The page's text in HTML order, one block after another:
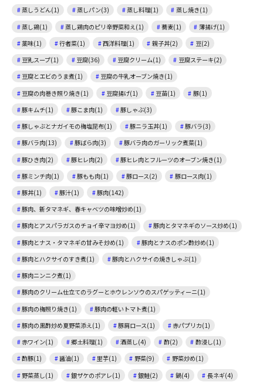
蒸しうどん(1)
蒸しパン(3) 蒸し料理(1)
蒸し焼き(1)
蒸し鶏(1)
蒸し鶏肉のピリ辛野菜和え(1) 蕎麦(1)
薄揚げ(1)
薬味(1)
行者菜(1) 西洋料理(1) 親子丼(2)
豆(2)
豆乳スープ(1)
豆腐(36) 豆腐クリーム(1)
豆腐ステーキ(2)
豆腐とエビのうま煮(1)
豆腐の牛乳オーブン焼き(1)
豆腐の肉巻き照り焼き(1)
豆腐揚げ(1) 豆苗(1)
豚(1)
豚キムチ(1)
豚こま肉(1)
豚しゃぶ(3)
豚しゃぶとナガイモの梅塩昆布(1)
豚ニラ玉丼(1)
豚バラ(3)
豚バラ肉(13)
豚ばら肉(3)
豚バラ肉のガーリック煮菜(1)
豚ひき肉(2)
豚ヒレ肉(2)
豚ヒレ肉とフルーツのオーブン焼き(1)
豚ミンチ肉(1)
豚もも肉(1) 豚ロース(2)
豚ロース肉(1)
豚丼(1)
豚汁(1)
豚肉(142)
豚肉、新タマネギ、春キャベツの味噌炒め(1)
豚肉とアスパラガスのチョイ辛マヨ炒め(1)
豚肉とタマネギのソース炒め(1)
豚肉とナス・タマネギの甘みそ炒め(1)
豚肉とナスのポン酢炒め(1)
豚肉とハクサイのすき煮(1)
豚肉とハクサイの焼きしゃぶ(1)
豚肉ニンニク煮(1)
豚肉のクリーム仕立てのラグーとホウレンソウのスパゲッティーニ(1)
豚肉の梅照り焼き(1)
豚肉の軽いトマト煮(1)
豚肉の黒酢炒め夏野菜添え(1)
豚肩ロース(1)
赤パプリカ(1)
赤ワイン(1)
郷土料理(1) 酒蒸し(4) 酢(2)
酢浸し(1)
酢豚(1)
醤油(1) 里芋(1) 野菜(9)
野菜炒め(1)
野菜蒸し(1)
銀ザケのポアレ(1) 銀鮭(2) 鍋(4)
長ネギ(4)